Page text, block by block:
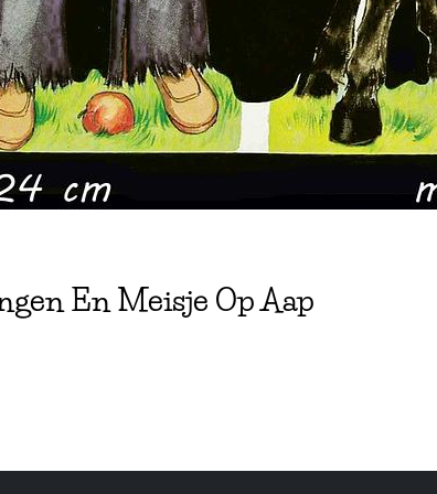
En Meisje Op Aap